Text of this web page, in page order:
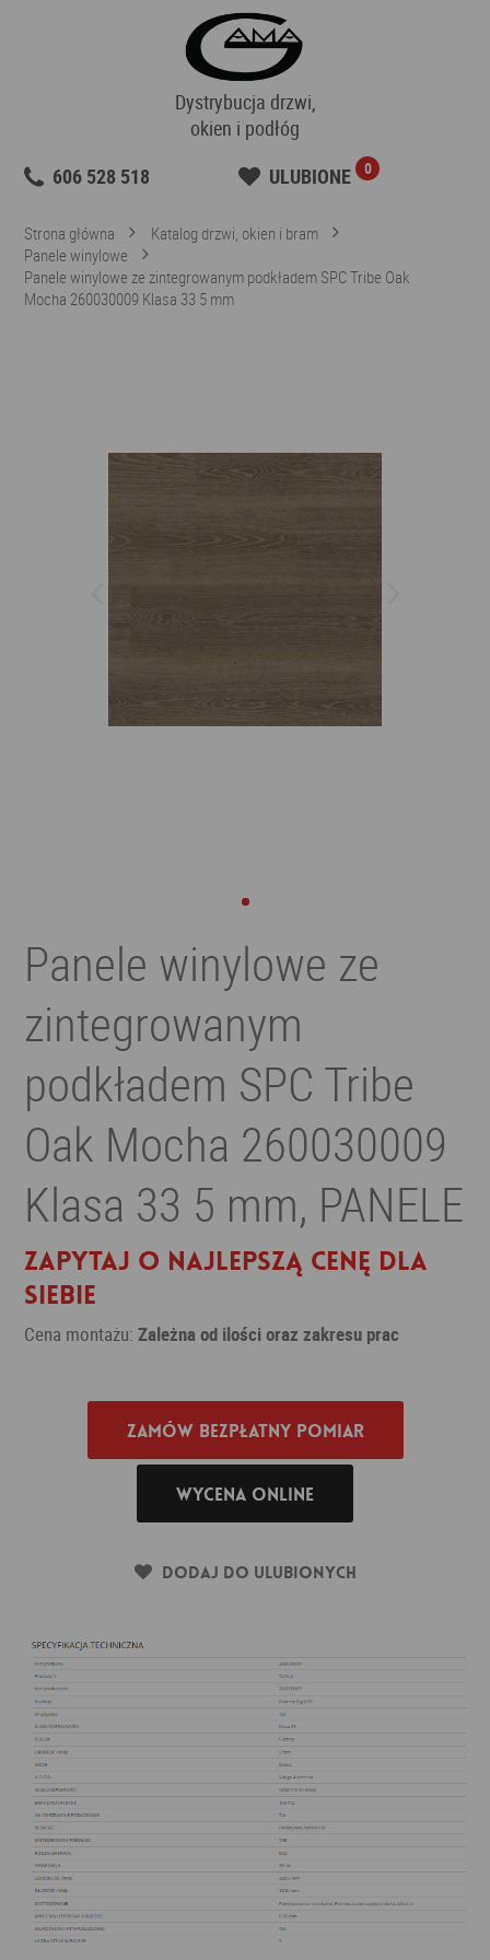
Dystrybucja drzwi,
okien i podłóg
606 528 518
ULUBIONE 0
Strona główna
Katalog drzwi, okien i bram
Panele winylowe
Panele winylowe ze zintegrowanym podkładem SPC Tribe Oak
Mocha 260030009 Klasa 33 5 mm
Panele winylowe ze
zintegrowanym
podkładem SPC Tribe
Oak Mocha 260030009
Klasa 33 5 mm, PANELE
Zapytaj o najlepszą cenę dla
siebie
Cena montażu:Zależna od ilości oraz zakresu prac
Zamów bezpłatny pomiar
Wycena online
Dodaj do ulubionych